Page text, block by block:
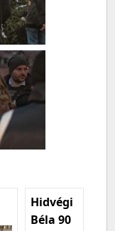
Hidvégi
Béla 90